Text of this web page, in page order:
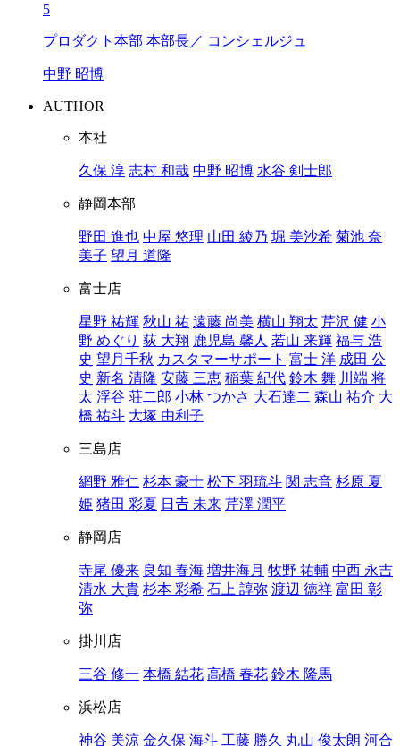
5
プロダクト本部 本部長／ コンシェルジュ
中野 昭博
AUTHOR
本社
久保 淳 志村 和哉 中野 昭博 水谷 剣士郎
静岡本部
野田 進也 中屋 悠理 山田 綾乃 堀 美沙希 菊池 奈
美子 望月 道隆
富士店
星野 祐輝 秋山 祐 遠藤 尚美 横山 翔太 芹沢 健 小
野 めぐり 荻 大翔 鹿児島 馨人 若山 来輝 福与 浩
史 望月千秋 カスタマーサポート 富士 洋 成田 公
史 新名 清隆 安藤 三恵 稲葉 紀代 鈴木 舞 川端 将
太 浮谷 荘二郎 小林 つかさ 大石達二 森山 祐介 大
橋 祐斗 大塚 由利子
三島店
網野 雅仁 杉本 豪士 松下 羽琉斗 関 志音 杉原 夏
姫 猪田 彩夏 日𠮷 未来 芹澤 潤平
静岡店
寺尾 優来 良知 春海 増井海月 牧野 祐輔 中西 永吉
清水 大貴 杉本 彩希 石上 諄弥 渡辺 徳祥 富田 彰
弥
掛川店
三谷 修一 本橋 結花 高橋 春花 鈴木 隆馬
浜松店
神谷 美涼 金久保 海斗 工藤 勝久 丸山 俊太朗 河合